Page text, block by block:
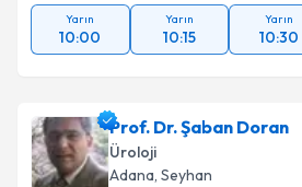
Yarın
10:00
Yarın
10:15
Yarın
10:30
Prof. Dr. Şaban Doran
Üroloji
Adana, Seyhan